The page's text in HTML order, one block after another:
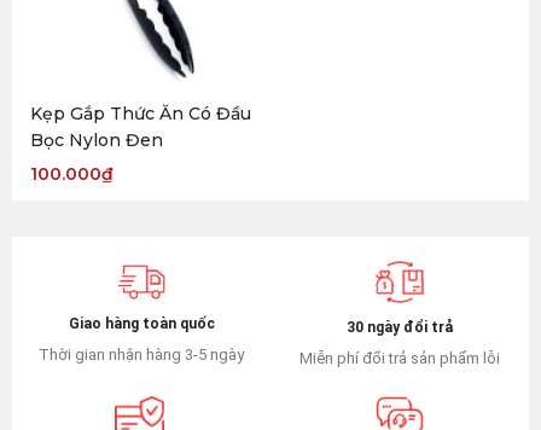
Kẹp Gắp Thức Ăn Có Đầu
Bọc Nylon Đen
100.000₫
Giao hàng toàn quốc
Thời gian nhận hàng 3-5 ngày
30 ngày đổi trả
Miễn phí đổi trả sản phẩm lỗi